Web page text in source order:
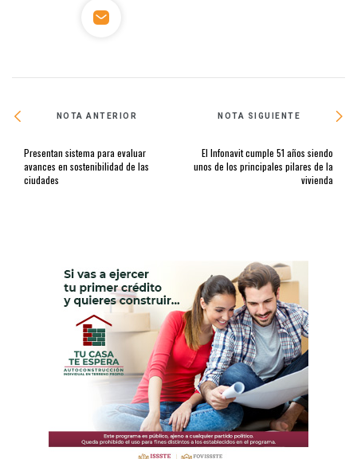
NOTA ANTERIOR
Presentan sistema para evaluar
avances en sostenibilidad de las
ciudades
NOTA SIGUIENTE
El Infonavit cumple 51 años siendo
unos de los principales pilares de la
vivienda